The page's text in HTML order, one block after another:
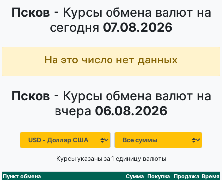
Псков - Курсы обмена валют на
сегодня 07.08.2026
На это число нет данных
Псков - Курсы обмена валют на
вчера 06.08.2026
Курсы указаны за 1 единицу валюты
Пункт обмена Сумма Покупка Продажа Время